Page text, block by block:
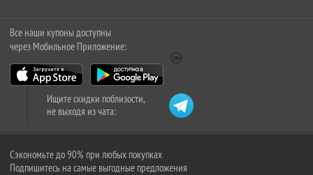
Все наши купоны доступны
через Мобильное Приложение:
Ищите скидки поблизости,
не выходя из чата:
Сэкономьте до 90% при любых покупках
Подпишитесь на самые выгодные предложения